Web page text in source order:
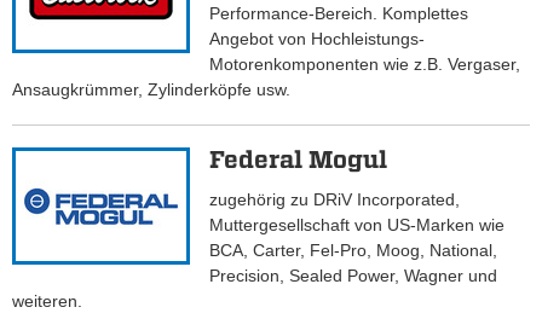
Performance-Bereich. Komplettes
Angebot von Hochleistungs-
Motorenkomponenten wie z.B. Vergaser,
Ansaugkrümmer, Zylinderköpfe usw.
Federal Mogul
zugehörig zu DRiV Incorporated,
Muttergesellschaft von US-Marken wie
BCA, Carter, Fel-Pro, Moog, National,
Precision, Sealed Power, Wagner und
weiteren.